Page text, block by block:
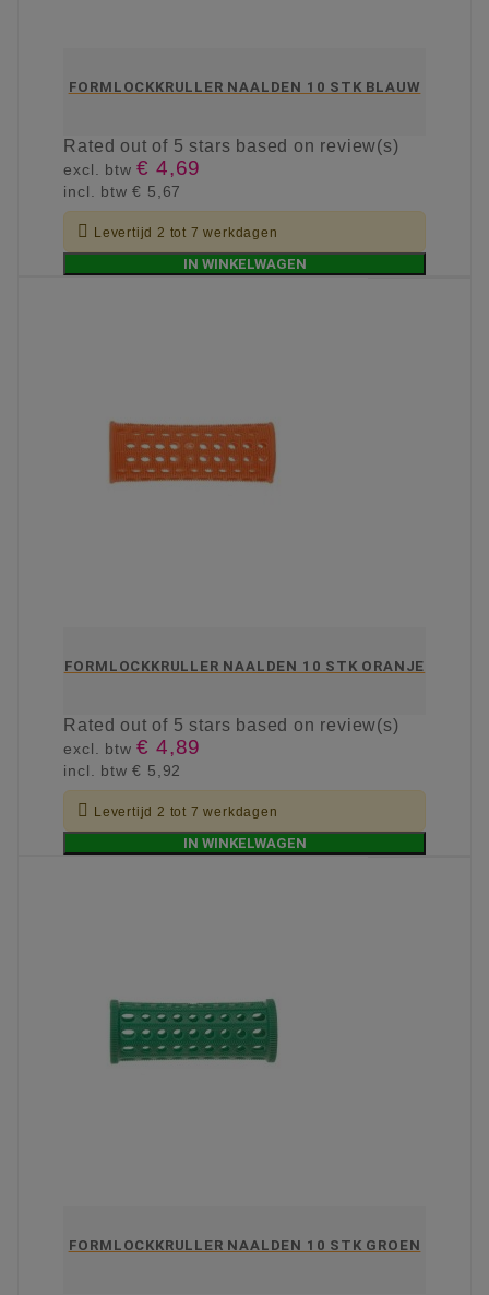
FORMLOCKKRULLER NAALDEN 10 STK BLAUW
Ratedout of 5 stars based on review(s)
excl. btw€ 4,69
incl. btw€ 5,67
 Levertijd 2 tot 7 werkdagen
IN WINKELWAGEN
FORMLOCKKRULLER NAALDEN 10 STK ORANJE
Ratedout of 5 stars based on review(s)
excl. btw€ 4,89
incl. btw€ 5,92
 Levertijd 2 tot 7 werkdagen
IN WINKELWAGEN
FORMLOCKKRULLER NAALDEN 10 STK GROEN